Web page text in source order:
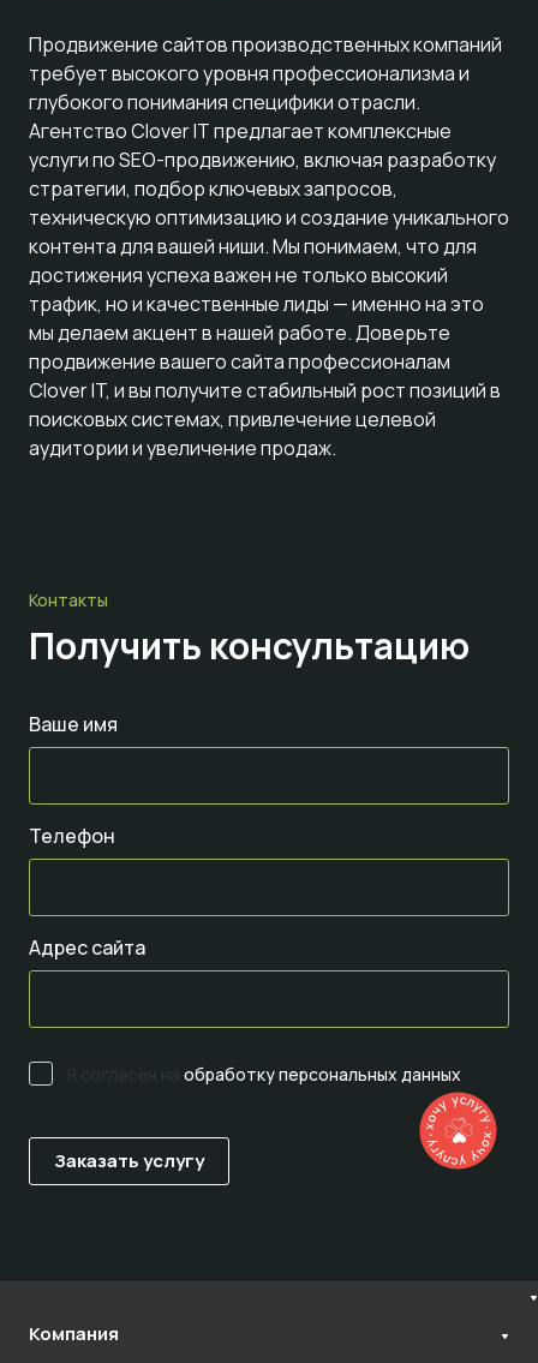
Продвижение сайтов производственных компаний
требует высокого уровня профессионализма и
глубокого понимания специфики отрасли.
Агентство Clover IT предлагает комплексные
услуги по SEO-продвижению, включая разработку
стратегии, подбор ключевых запросов,
техническую оптимизацию и создание уникального
контента для вашей ниши. Мы понимаем, что для
достижения успеха важен не только высокий
трафик, но и качественные лиды — именно на это
мы делаем акцент в нашей работе. Доверьте
продвижение вашего сайта профессионалам
Clover IT, и вы получите стабильный рост позиций в
поисковых системах, привлечение целевой
аудитории и увеличение продаж.
Контакты
Получить консультацию
Ваше имя
Телефон
Адрес сайта
Я согласен на обработку персональных данных
Компания